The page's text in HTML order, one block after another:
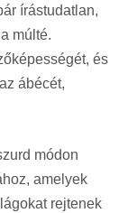
írástudatlan,
múlté.
és
ábécét,
módon
amelyek
rejtenek